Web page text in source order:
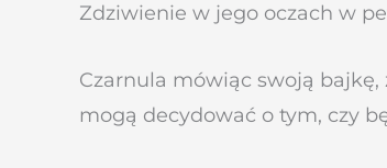
Zdziwienie w jego oczach w
Czarnula mówiąc swoją
mogą decydować o tym, czy